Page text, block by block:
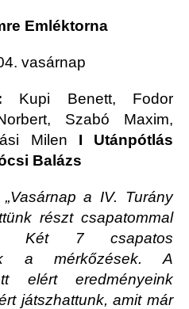
Emléktorna
vasárnap
Kupi Benett, Fodor
Szabó Maxim,
Milen I Utánpótlás
Balázs
„Vasárnap a IV. Turány
részt csapatommal
Két 7 csapatos
a mérkőzések. A
elért eredményeink
játszhattunk, amit már